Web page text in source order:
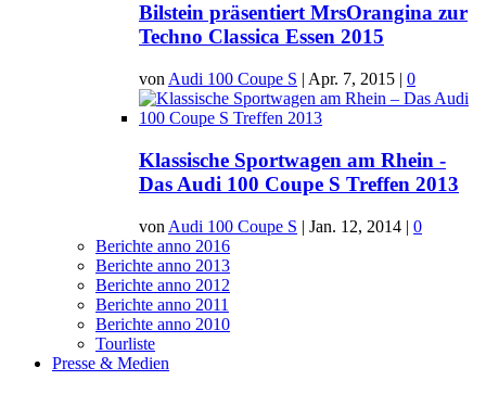
Bilstein präsentiert MrsOrangina zur
Techno Classica Essen 2015
von Audi 100 Coupe S | Apr. 7, 2015 | 0
Klassische Sportwagen am Rhein -
Das Audi 100 Coupe S Treffen 2013
von Audi 100 Coupe S | Jan. 12, 2014 | 0
Berichte anno 2016
Berichte anno 2013
Berichte anno 2012
Berichte anno 2011
Berichte anno 2010
Tourliste
Presse & Medien